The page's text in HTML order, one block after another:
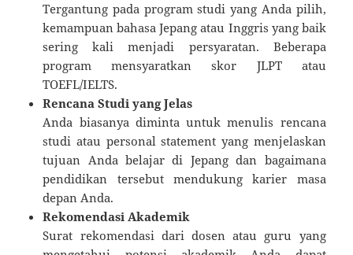
Tergantung pada program studi yang Anda pilih,
kemampuan bahasa Jepang atau Inggris yang baik
sering kali menjadi persyaratan. Beberapa
program mensyaratkan skor JLPT atau
TOEFL/IELTS.
Rencana Studi yang Jelas
Anda biasanya diminta untuk menulis rencana
studi atau personal statement yang menjelaskan
tujuan Anda belajar di Jepang dan bagaimana
pendidikan tersebut mendukung karier masa
depan Anda.
Rekomendasi Akademik
Surat rekomendasi dari dosen atau guru yang